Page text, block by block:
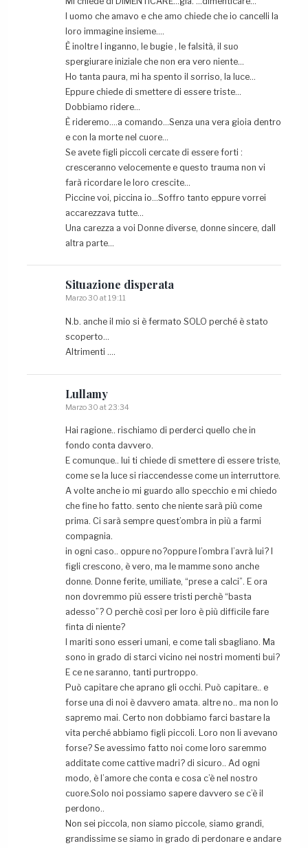
l uomo che amavo e che amo chiede che io cancelli la
loro immagine insieme….
È inoltre l inganno, le bugie , le falsità, il suo
spergiurare iniziale che non era vero niente…
Ho tanta paura, mi ha spento il sorriso, la luce…
Eppure chiede di smettere di essere triste…
Dobbiamo ridere…
È rideremo….a comando…Senza una vera gioia dentro
e con la morte nel cuore…
Se avete figli piccoli cercate di essere forti :
cresceranno velocemente e questo trauma non vi
farà ricordare le loro crescite…
Piccine voi, piccina io…Soffro tanto eppure vorrei
accarezzava tutte…
Una carezza a voi Donne diverse, donne sincere, dall
altra parte…
Situazione disperata
Marzo 30 at 19:11
N.b. anche il mio si è fermato SOLO perché è stato
scoperto…
Altrimenti ….
Lullamy
Marzo 30 at 23:34
Hai ragione.. rischiamo di perderci quello che in
fondo conta davvero.
E comunque.. lui ti chiede di smettere di essere triste,
come se la luce si riaccendesse come un interruttore.
A volte anche io mi guardo allo specchio e mi chiedo
che fine ho fatto. sento che niente sarà più come
prima. Ci sarà sempre quest’ombra in più a farmi
compagnia.
in ogni caso.. oppure no?oppure l’ombra l’avrà lui? I
figli crescono, è vero, ma le mamme sono anche
donne. Donne ferite, umiliate, “prese a calci”. E ora
non dovremmo più essere tristi perchè “basta
adesso”? O perchè così per loro è più difficile fare
finta di niente?
I mariti sono esseri umani, e come tali sbagliano. Ma
sono in grado di starci vicino nei nostri momenti bui?
E ce ne saranno, tanti purtroppo.
Può capitare che aprano gli occhi. Può capitare.. e
forse una di noi è davvero amata. altre no.. ma non lo
sapremo mai. Certo non dobbiamo farci bastare la
vita perché abbiamo figli piccoli. Loro non li avevano
forse? Se avessimo fatto noi come loro saremmo
additate come cattive madri? di sicuro.. Ad ogni
modo, è l’amore che conta e cosa c’è nel nostro
cuore.Solo noi possiamo sapere davvero se c’è il
perdono..
Non sei piccola, non siamo piccole, siamo grandi,
grandissime se siamo in grado di perdonare e andare